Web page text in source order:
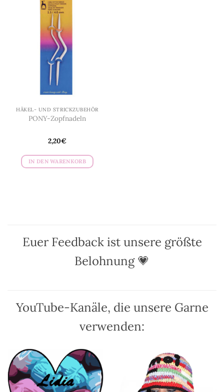
HÄKEL- UND STRICKZUBEHÖR
PONY-Zopfnadeln
2,20€
IN DEN WARENKORB
Euer Feedback ist unsere größte
Belohnung 💗
YouTube-Kanäle, die unsere Garne
verwenden: